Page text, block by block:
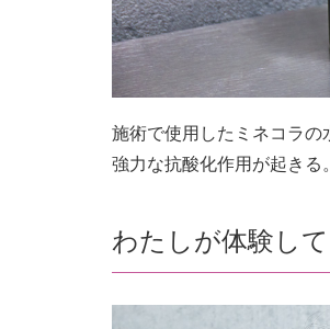
施術で使用したミネコラ
強力な抗酸化作用が起きる。
わたしが体験し